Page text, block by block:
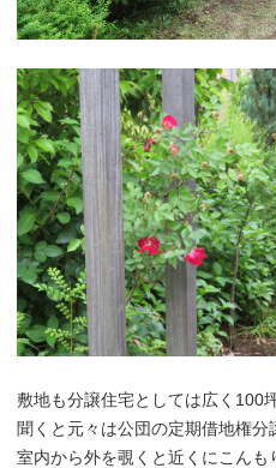
敷地も分譲住宅としては広く100
聞くと元々は公団の定期借地権分
室内から外を覗くと近くにこんも